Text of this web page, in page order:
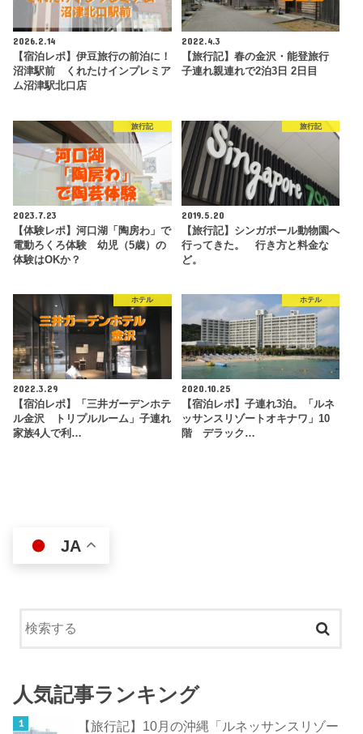
2026.2.14
【宿泊レポ】伊豆旅行の前泊に！
沼津駅前 くれたけインプレミア
ム沼津駅北口店
2022.4.3
【旅行記】春の金沢・能登旅行
子連れ親連れで2泊3日 2日目
旅行記
2023.7.23
【体験レポ】河口湖「陶房わ」で
電動ろくろ体験 幼児（5歳）の
体験はOKか？
旅行記
2019.5.20
【旅行記】シンガポール動物園へ
行ってきた。 行き方と料金な
ど。
ホテル
2022.3.29
【宿泊レポ】「三井ガーデンホテ
ル金沢 トリプルルーム」子連れ
家族4人で利…
ホテル
2020.10.25
【宿泊レポ】子連れ3泊。「ルネ
ッサンスリゾートオキナワ」10
階 デラック…
JA
人気記事ランキング
【旅行記】10月の沖縄「ルネッサンスリゾー